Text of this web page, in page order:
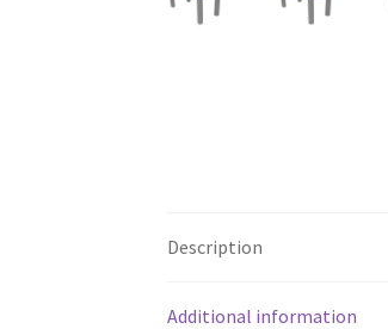
Description
Additional information